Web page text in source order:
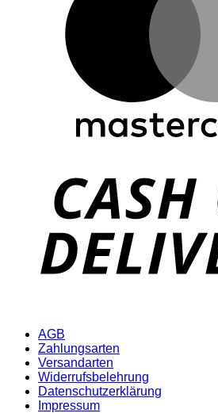
AGB
Zahlungsarten
Versandarten
Widerrufsbelehrung
Datenschutzerklärung
Impressum